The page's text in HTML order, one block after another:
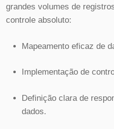
grandes volumes de
controle absoluto:
Mapeamento eficaz de
Implementação de
Definição clara de
dados.